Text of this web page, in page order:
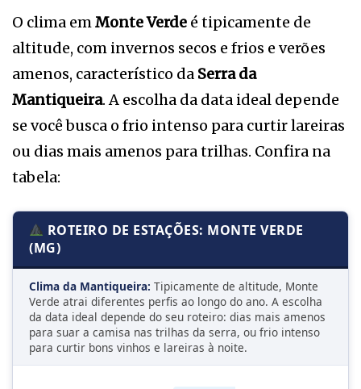
O clima em Monte Verde é tipicamente de
altitude, com invernos secos e frios e verões
amenos, característico da Serra da
Mantiqueira. A escolha da data ideal depende
se você busca o frio intenso para curtir lareiras
ou dias mais amenos para trilhas. Confira na
tabela:
ROTEIRO DE ESTAÇÕES: MONTE VERDE
(MG)
Clima da Mantiqueira: Tipicamente de altitude, Monte
Verde atrai diferentes perfis ao longo do ano. A escolha
da data ideal depende do seu roteiro: dias mais amenos
para suar a camisa nas trilhas da serra, ou frio intenso
para curtir bons vinhos e lareiras à noite.